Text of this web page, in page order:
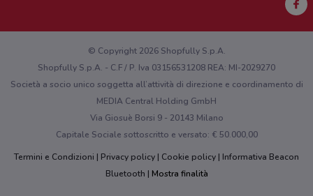
Hai un malfunzionamento sul web o sull'app?
© Copyright 2026 Shopfully S.p.A.
Shopfully S.p.A. - C.F / P. Iva 03156531208 REA: MI-2029270
Società a socio unico soggetta all’attività di direzione e coordinamento di
MEDIA Central Holding GmbH
Via Giosuè Borsi 9 - 20143 Milano
Capitale Sociale sottoscritto e versato: € 50.000,00
Termini e Condizioni
Privacy policy Cookie policy
Informativa Beacon
Bluetooth
Mostra finalità